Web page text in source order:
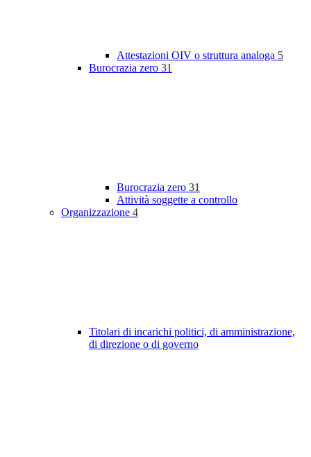
Attestazioni OIV o struttura analoga 5
Burocrazia zero 31
Burocrazia zero 31
Attività soggette a controllo
Organizzazione 4
Titolari di incarichi politici, di amministrazione,
di direzione o di governo